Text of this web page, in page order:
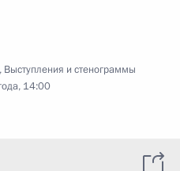
, Выступления и стенограммы
14:00